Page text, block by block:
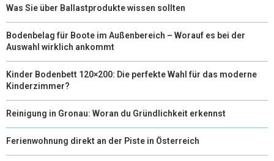
Was Sie über Ballastprodukte wissen sollten
Bodenbelag für Boote im Außenbereich – Worauf es bei der
Auswahl wirklich ankommt
Kinder Bodenbett 120×200: Die perfekte Wahl für das moderne
Kinderzimmer?
Reinigung in Gronau: Woran du Gründlichkeit erkennst
Ferienwohnung direkt an der Piste in Österreich